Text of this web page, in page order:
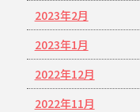
2023年2月
2023年1月
2022年12月
2022年11月